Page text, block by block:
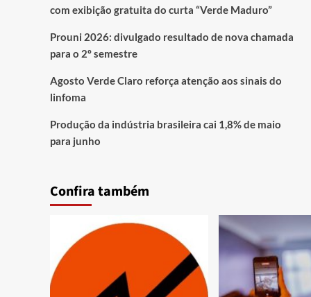
com exibição gratuita do curta “Verde Maduro”
Prouni 2026: divulgado resultado de nova chamada
para o 2º semestre
Agosto Verde Claro reforça atenção aos sinais do
linfoma
Produção da indústria brasileira cai 1,8% de maio
para junho
Confira também